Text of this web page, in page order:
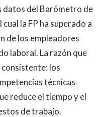
datos del Barómetro de
la FP ha superado a
de los empleadores
laboral. La razón que
los
técnicas
reduce el tiempo y el
de trabajo.